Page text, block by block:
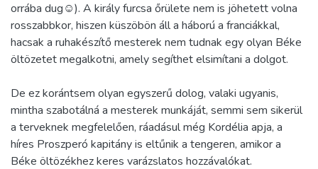
orrába dug☺). A király furcsa őrülete nem is jöhetett volna
rosszabbkor, hiszen küszöbön áll a háború a franciákkal,
hacsak a ruhakészítő mesterek nem tudnak egy olyan Béke
öltözetet megalkotni, amely segíthet elsimítani a dolgot.
De ez korántsem olyan egyszerű dolog, valaki ugyanis,
mintha szabotálná a mesterek munkáját, semmi sem sikerül
a terveknek megfelelően, ráadásul még Kordélia apja, a
híres Proszperó kapitány is eltűnik a tengeren, amikor a
Béke öltözékhez keres varázslatos hozzávalókat.